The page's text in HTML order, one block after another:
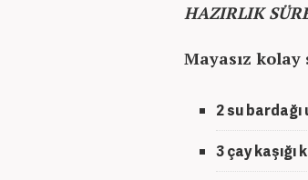
HAZIRLIK
Mayasız
2 su bardağı
3 çay